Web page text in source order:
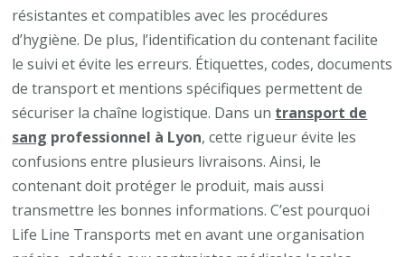
résistantes et compatibles avec les procédures
d’hygiène. De plus, l’identification du contenant facilite
le suivi et évite les erreurs. Étiquettes, codes, documents
de transport et mentions spécifiques permettent de
sécuriser la chaîne logistique. Dans un transport de
sang professionnel à Lyon, cette rigueur évite les
confusions entre plusieurs livraisons. Ainsi, le
contenant doit protéger le produit, mais aussi
transmettre les bonnes informations. C’est pourquoi
Life Line Transports met en avant une organisation